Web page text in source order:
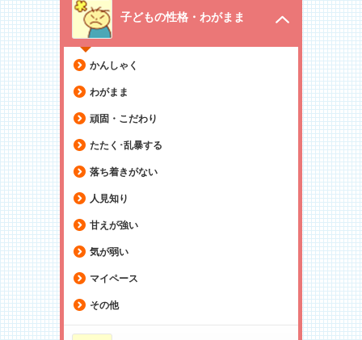
子どもの性格・わがまま
かんしゃく
わがまま
頑固・こだわり
たたく･乱暴する
落ち着きがない
人見知り
甘えが強い
気が弱い
マイペース
その他